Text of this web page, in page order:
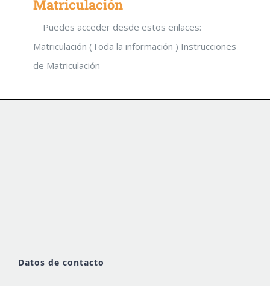
Matriculación
Puedes acceder desde estos enlaces:
Matriculación (Toda la información ) Instrucciones
de Matriculación
Datos de contacto